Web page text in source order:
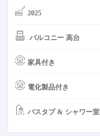
2025
バルコニー 高台
家具付き
電化製品付き
バスタブ & シャワー室